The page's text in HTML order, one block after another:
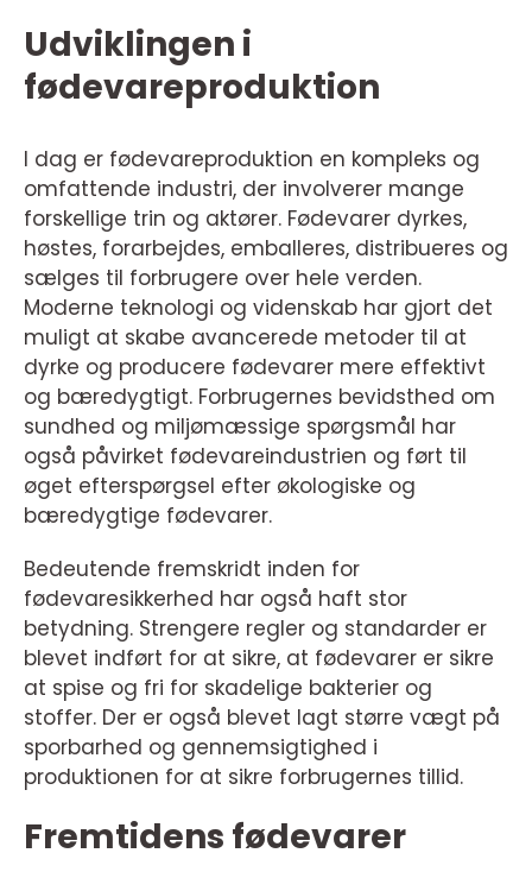
Udviklingen i
fødevareproduktion
I dag er fødevareproduktion en kompleks og
omfattende industri, der involverer mange
forskellige trin og aktører. Fødevarer dyrkes,
høstes, forarbejdes, emballeres, distribueres og
sælges til forbrugere over hele verden.
Moderne teknologi og videnskab har gjort det
muligt at skabe avancerede metoder til at
dyrke og producere fødevarer mere effektivt
og bæredygtigt. Forbrugernes bevidsthed om
sundhed og miljømæssige spørgsmål har
også påvirket fødevareindustrien og ført til
øget efterspørgsel efter økologiske og
bæredygtige fødevarer.
Bedeutende fremskridt inden for
fødevaresikkerhed har også haft stor
betydning. Strengere regler og standarder er
blevet indført for at sikre, at fødevarer er sikre
at spise og fri for skadelige bakterier og
stoffer. Der er også blevet lagt større vægt på
sporbarhed og gennemsigtighed i
produktionen for at sikre forbrugernes tillid.
Fremtidens fødevarer